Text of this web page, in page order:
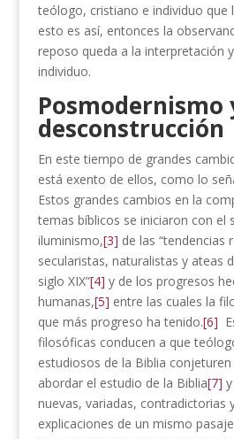
teólogo, cristiano e individuo que
esto es así, entonces la
reposo queda a la interpretación
individuo.
Posmodernismo
desconstrucción
En este tiempo de grandes
está exento de ellos, como lo
Estos grandes cambios en la
temas bíblicos se iniciaron con el
iluminismo,[3] de las “tendencias
secularistas, naturalistas y ateas
siglo XIX”[4] y de los progresos
humanas,[5] entre las cuales la
que más progreso ha tenido.[6]
filosóficas conducen a que
estudiosos de la Biblia
abordar el estudio de la Biblia[7]
nuevas, variadas, contradictorias
explicaciones de un mismo